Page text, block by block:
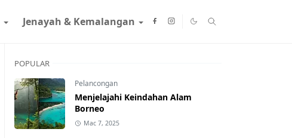
Jenayah & Kemalangan
POPULAR
Pelancongan
Menjelajahi Keindahan Alam
Borneo
Mac 7, 2025